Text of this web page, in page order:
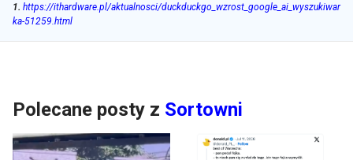
1. https://ithardware.pl/aktualnosci/duckduckgo_wzrost_google_ai_wyszukiwar
ka-51259.html
Polecane posty z Sortowni